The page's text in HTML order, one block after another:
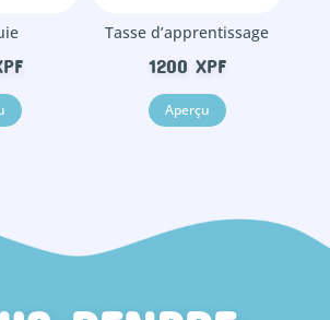
Tasse d’apprentissage
1200 XPF
Aperçu